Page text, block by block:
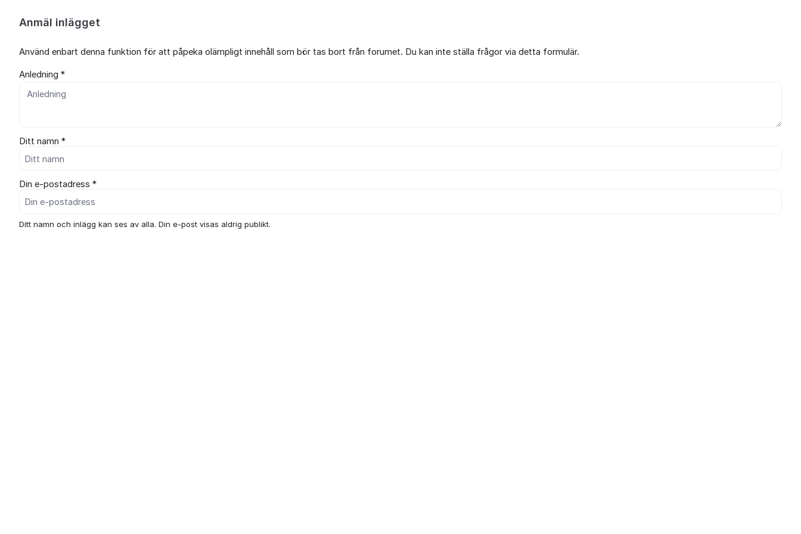
Anmäl inlägget
Använd enbart denna funktion för att påpeka olämpligt innehåll som bör tas bort från forumet. Du kan inte ställa frågor via detta formulär.
Anledning *
Ditt namn *
Din e-postadress *
Ditt namn och inlägg kan ses av alla. Din e-post visas aldrig publikt.